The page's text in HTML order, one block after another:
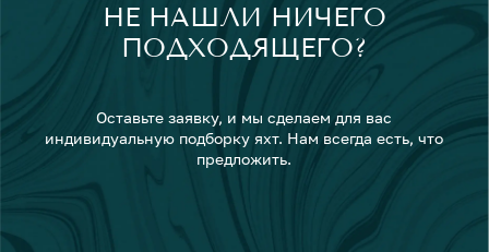
НЕ НАШЛИ НИЧЕГО
ПОДХОДЯЩЕГО?
Оставьте заявку, и мы сделаем для вас
индивидуальную подборку яхт. Нам всегда есть, что
предложить.